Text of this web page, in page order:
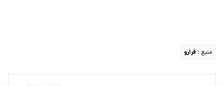
منبع : فرارو